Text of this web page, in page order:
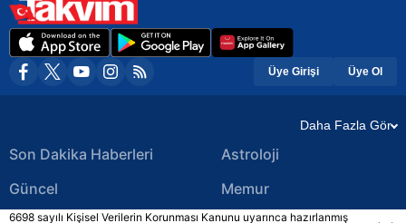
Üye Girişi Üye Ol
Daha Fazla Gör
Son Dakika Haberleri
Güncel
Astroloji
Memur
6698 sayılı Kişisel Verilerin Korunması Kanunu uyarınca hazırlanmış